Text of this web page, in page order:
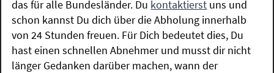
das für alle Bundesländer. Du kontaktierst uns und
schon kannst Du dich über die Abholung innerhalb
von 24 Stunden freuen. Für Dich bedeutet dies, Du
hast einen schnellen Abnehmer und musst dir nicht
länger Gedanken darüber machen, wann der